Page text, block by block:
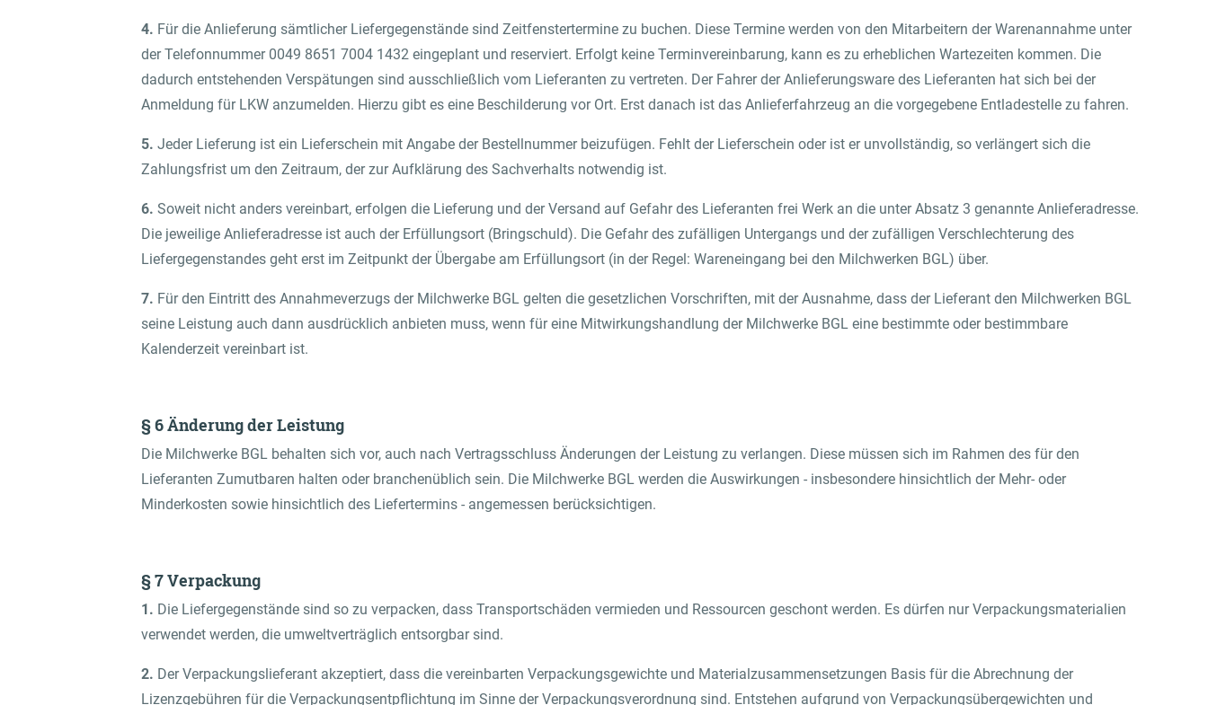
4. Für die Anlieferung sämtlicher Liefergegenstände sind Zeitfenstertermine zu buchen. Diese Termine werden von den Mitarbeitern der Warenannahme unter
der Telefonnummer 0049 8651 7004 1432 eingeplant und reserviert. Erfolgt keine Terminvereinbarung, kann es zu erheblichen Wartezeiten kommen. Die
dadurch entstehenden Verspätungen sind ausschließlich vom Lieferanten zu vertreten. Der Fahrer der Anlieferungsware des Lieferanten hat sich bei der
Anmeldung für LKW anzumelden. Hierzu gibt es eine Beschilderung vor Ort. Erst danach ist das Anlieferfahrzeug an die vorgegebene Entladestelle zu fahren.
5. Jeder Lieferung ist ein Lieferschein mit Angabe der Bestellnummer beizufügen. Fehlt der Lieferschein oder ist er unvollständig, so verlängert sich die
Zahlungsfrist um den Zeitraum, der zur Aufklärung des Sachverhalts notwendig ist.
6. Soweit nicht anders vereinbart, erfolgen die Lieferung und der Versand auf Gefahr des Lieferanten frei Werk an die unter Absatz 3 genannte Anlieferadresse.
Die jeweilige Anlieferadresse ist auch der Erfüllungsort (Bringschuld). Die Gefahr des zufälligen Untergangs und der zufälligen Verschlechterung des
Liefergegenstandes geht erst im Zeitpunkt der Übergabe am Erfüllungsort (in der Regel: Wareneingang bei den Milchwerken BGL) über.
7. Für den Eintritt des Annahmeverzugs der Milchwerke BGL gelten die gesetzlichen Vorschriften, mit der Ausnahme, dass der Lieferant den Milchwerken BGL
seine Leistung auch dann ausdrücklich anbieten muss, wenn für eine Mitwirkungshandlung der Milchwerke BGL eine bestimmte oder bestimmbare
Kalenderzeit vereinbart ist.
§ 6 Änderung der Leistung
Die Milchwerke BGL behalten sich vor, auch nach Vertragsschluss Änderungen der Leistung zu verlangen. Diese müssen sich im Rahmen des für den
Lieferanten Zumutbaren halten oder branchenüblich sein. Die Milchwerke BGL werden die Auswirkungen - insbesondere hinsichtlich der Mehr- oder
Minderkosten sowie hinsichtlich des Liefertermins - angemessen berücksichtigen.
§ 7 Verpackung
1. Die Liefergegenstände sind so zu verpacken, dass Transportschäden vermieden und Ressourcen geschont werden. Es dürfen nur Verpackungsmaterialien
verwendet werden, die umweltverträglich entsorgbar sind.
2. Der Verpackungslieferant akzeptiert, dass die vereinbarten Verpackungsgewichte und Materialzusammensetzungen Basis für die Abrechnung der
Lizenzgebühren für die Verpackungsentpflichtung im Sinne der Verpackungsverordnung sind. Entstehen aufgrund von Verpackungsübergewichten und